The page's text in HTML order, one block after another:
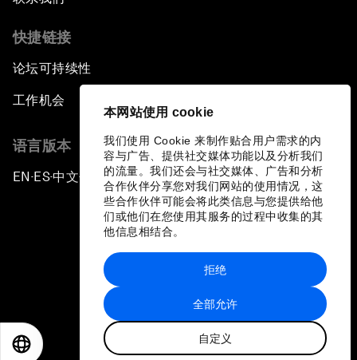
本网站使用 cookie
我们使用 Cookie 来制作贴合用户需求的内
容与广告、提供社交媒体功能以及分析我们
的流量。我们还会与社交媒体、广告和分析
合作伙伴分享您对我们网站的使用情况，这
些合作伙伴可能会将此类信息与您提供给他
们或他们在您使用其服务的过程中收集的其
他信息相结合。
全部允许
自定义
拒绝
快捷链接
论坛可持续性
工作机会
语言版本
EN ▪ES▪中文▪ 日本語
站点地图
世界经济论坛